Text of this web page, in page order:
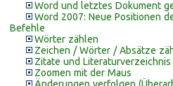
Word und letztes Dokument
Word 2007: Neue Positionen
Befehle
Wörter zählen
Zeichen / Wörter / Absätze
Zitate und Literaturverzeichnis
Zoomen mit der Maus